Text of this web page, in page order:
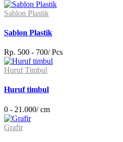
Sablon Plastik
Sablon Plastik
Rp. 500 - 700/ Pcs
Huruf Timbul
Huruf timbul
0 - 21.000/ cm
Grafir